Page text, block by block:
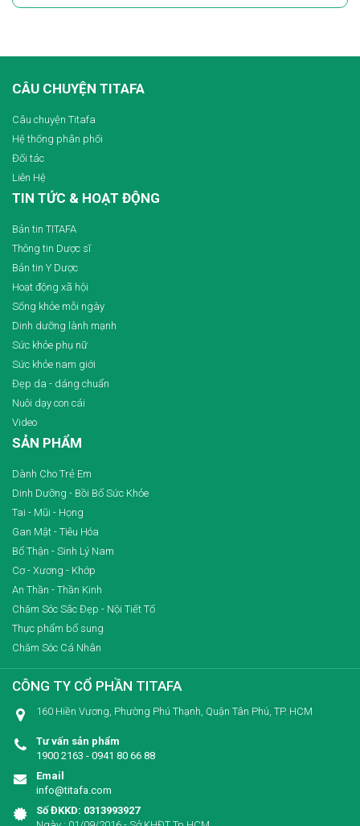
CÂU CHUYỆN TITAFA
Câu chuyện Titafa
Hệ thống phân phối
Đối tác
Liên Hệ
TIN TỨC & HOẠT ĐỘNG
Bản tin TITAFA
Thông tin Dược sĩ
Bản tin Y Dược
Hoạt động xã hội
Sống khỏe mỗi ngày
Dinh dưỡng lành mạnh
Sức khỏe phụ nữ
Sức khỏe nam giới
Đẹp da - dáng chuẩn
Nuôi dạy con cái
Video
SẢN PHẨM
Dành Cho Trẻ Em
Dinh Dưỡng - Bồi Bổ Sức Khỏe
Tai - Mũi - Họng
Gan Mật - Tiêu Hóa
Bổ Thận - Sinh Lý Nam
Cơ - Xương - Khớp
An Thần - Thần Kinh
Chăm Sóc Sắc Đẹp - Nội Tiết Tố
Thực phẩm bổ sung
Chăm Sóc Cá Nhân
CÔNG TY CỔ PHẦN TITAFA
160 Hiền Vương, Phường Phú Thạnh, Quận Tân Phú, TP. HCM
Tư vấn sản phẩm
1900 2163 - 0941 80 66 88
Email
info@titafa.com
Số ĐKKD: 0313993927